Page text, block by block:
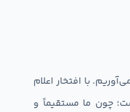
با افتخار اعلام
چون ما مستقیماً و